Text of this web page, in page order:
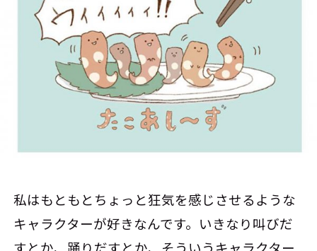
私はもともとちょっと狂気を感じさせるような
キャラクターが好きなんです。いきなり叫びだ